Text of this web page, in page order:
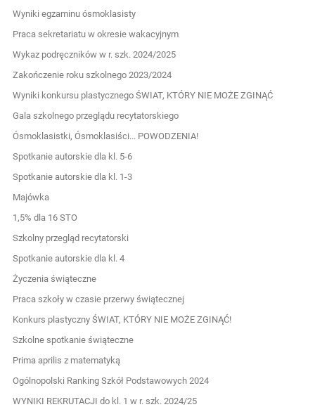
Wyniki egzaminu ósmoklasisty
Praca sekretariatu w okresie wakacyjnym
Wykaz podręczników w r. szk. 2024/2025
Zakończenie roku szkolnego 2023/2024
Wyniki konkursu plastycznego ŚWIAT, KTÓRY NIE MOŻE ZGINĄĆ
Gala szkolnego przeglądu recytatorskiego
Ósmoklasistki, Ósmoklasiści... POWODZENIA!
Spotkanie autorskie dla kl. 5-6
Spotkanie autorskie dla kl. 1-3
Majówka
1,5% dla 16 STO
Szkolny przegląd recytatorski
Spotkanie autorskie dla kl. 4
Życzenia świąteczne
Praca szkoły w czasie przerwy świątecznej
Konkurs plastyczny ŚWIAT, KTÓRY NIE MOŻE ZGINĄĆ!
Szkolne spotkanie świąteczne
Prima aprilis z matematyką
Ogólnopolski Ranking Szkół Podstawowych 2024
WYNIKI REKRUTACJI do kl. 1 w r. szk. 2024/25